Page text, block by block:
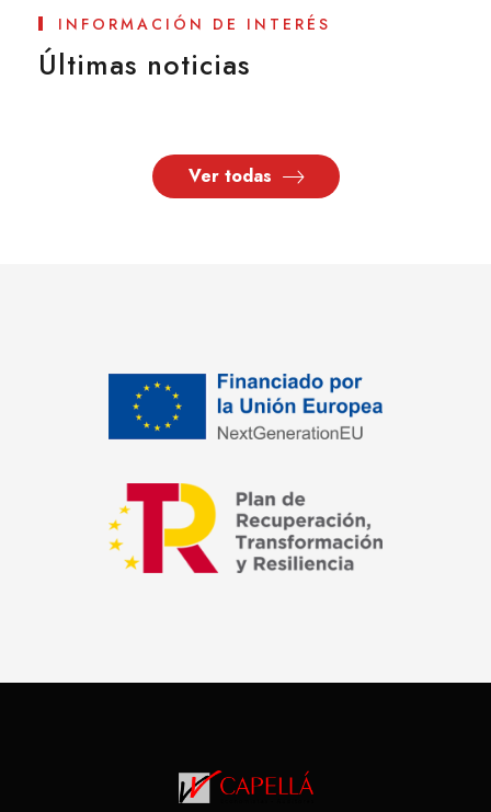
INFORMACIÓN DE INTERÉS
Últimas noticias
Ver todas